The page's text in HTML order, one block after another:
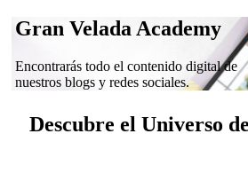
Gran Velada Academy
Encontrarás todo el contenido digital de
nuestros blogs y redes sociales.
Descubre el Universo